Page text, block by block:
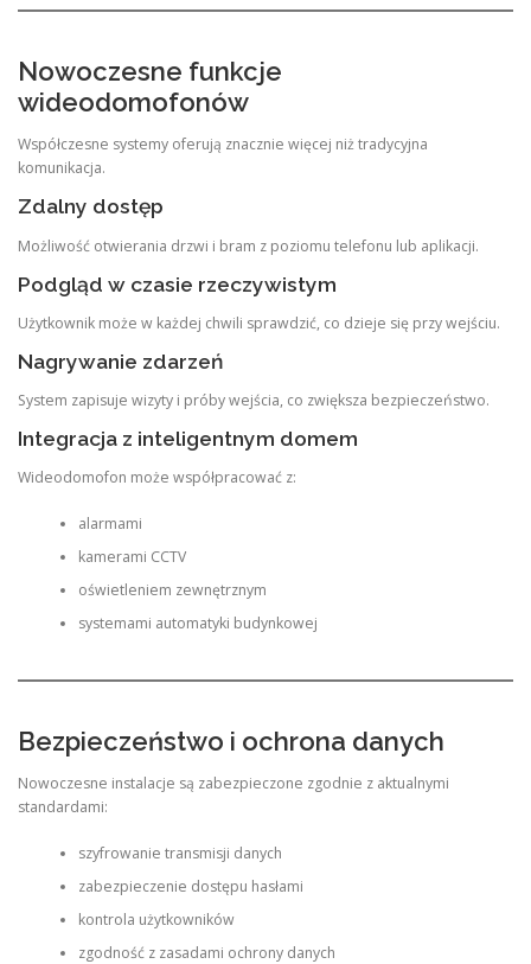
Nowoczesne funkcje
wideodomofonów
Współczesne systemy oferują znacznie więcej niż tradycyjna
komunikacja.
Zdalny dostęp
Możliwość otwierania drzwi i bram z poziomu telefonu lub aplikacji.
Podgląd w czasie rzeczywistym
Użytkownik może w każdej chwili sprawdzić, co dzieje się przy wejściu.
Nagrywanie zdarzeń
System zapisuje wizyty i próby wejścia, co zwiększa bezpieczeństwo.
Integracja z inteligentnym domem
Wideodomofon może współpracować z:
alarmami
kamerami CCTV
oświetleniem zewnętrznym
systemami automatyki budynkowej
Bezpieczeństwo i ochrona danych
Nowoczesne instalacje są zabezpieczone zgodnie z aktualnymi
standardami:
szyfrowanie transmisji danych
zabezpieczenie dostępu hasłami
kontrola użytkowników
zgodność z zasadami ochrony danych